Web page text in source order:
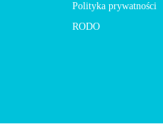
Polityka prywatności
RODO